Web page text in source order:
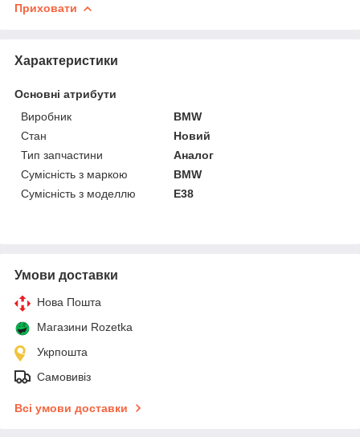
Приховати
Характеристики
Основні атрибути
Виробник
BMW
Стан
Новий
Тип запчастини
Аналог
Сумісність з маркою
BMW
Сумісність з моделлю
E38
Умови доставки
Нова Пошта
Магазини Rozetka
Укрпошта
Самовивіз
Всі умови доставки